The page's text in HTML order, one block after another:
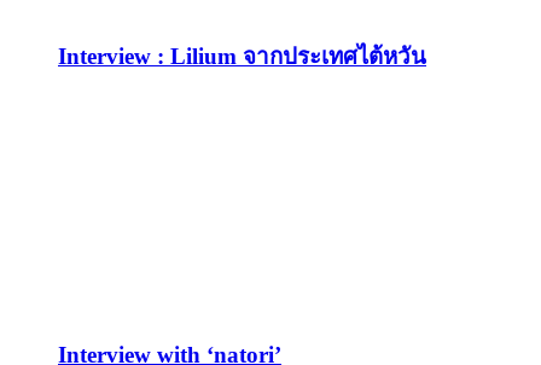
Interview : Lilium จากประเทศไต้หวัน
Interview with ‘natori’